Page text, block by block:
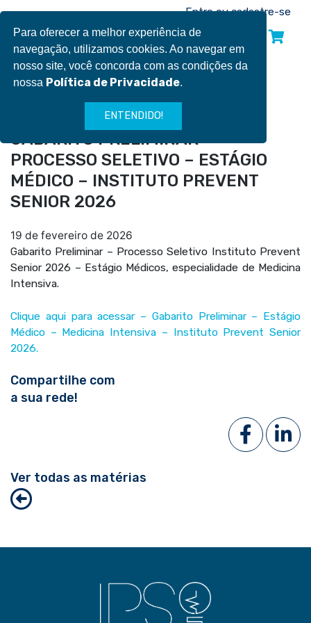
Para oferecer a melhor experiência de
navegação, utilizamos cookies. Ao navegar em
nosso site, você concorda com as condições da
nossa Política de Privacidade.
ENTENDIDO!
conteúdo
Entre ou cadastre-se
INSCREVA-SE
NOTÍCIAS
GABARITO PRELIMINAR –
PROCESSO SELETIVO – ESTÁGIO
MÉDICO – INSTITUTO PREVENT
SENIOR 2026
19 de fevereiro de 2026
Gabarito Preliminar – Processo Seletivo Instituto Prevent
Senior 2026 – Estágio Médicos, especialidade de Medicina
Intensiva.
Clique aqui para acessar – Gabarito Preliminar – Estágio
Médico – Medicina Intensiva – Instituto Prevent Senior
2026.
Compartilhe com
a sua rede!
Ver todas as matérias